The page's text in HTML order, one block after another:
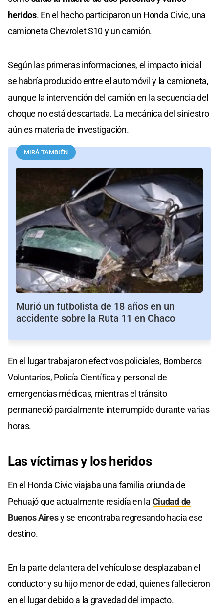
heridos. En el hecho participaron un Honda Civic, una
camioneta Chevrolet S10 y un camión.
Según las primeras informaciones, el impacto inicial
se habría producido entre el automóvil y la camioneta,
aunque la intervención del camión en la secuencia del
choque no está descartada. La mecánica del siniestro
aún es materia de investigación.
MIRÁ TAMBIÉN
Murió un futbolista de 18 años en un
accidente sobre la Ruta 11 en Chaco
En el lugar trabajaron efectivos policiales, Bomberos
Voluntarios, Policía Científica y personal de
emergencias médicas, mientras el tránsito
permaneció parcialmente interrumpido durante varias
horas.
Las víctimasy los heridos
En el Honda Civic viajaba una familia oriunda de
Pehuajó que actualmente residía en la Ciudad de
Buenos Airesy se encontraba regresando hacia ese
destino.
En la parte delantera del vehículo se desplazaban el
conductor y su hijo menor de edad, quienes fallecieron
en el lugar debido a la gravedad del impacto.